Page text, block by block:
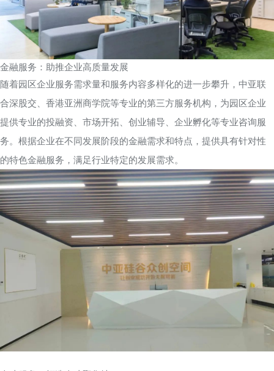
金融服务：助推企业高质量发展
随着园区企业服务需求量和服务内容多样化的进一步攀升，中亚联
合深股交、香港亚洲商学院等专业的第三方服务机构，为园区企业
提供专业的投融资、市场开拓、创业辅导、企业孵化等专业咨询服
务。根据企业在不同发展阶段的金融需求和特点，提供具有针对性
的特色金融服务，满足行业特定的发展需求。